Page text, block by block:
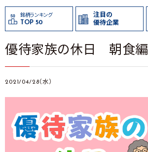
銘柄ランキング
TOP 50
注目の
優待企業
優待家族の休日 朝食編
2021/04/28（水）